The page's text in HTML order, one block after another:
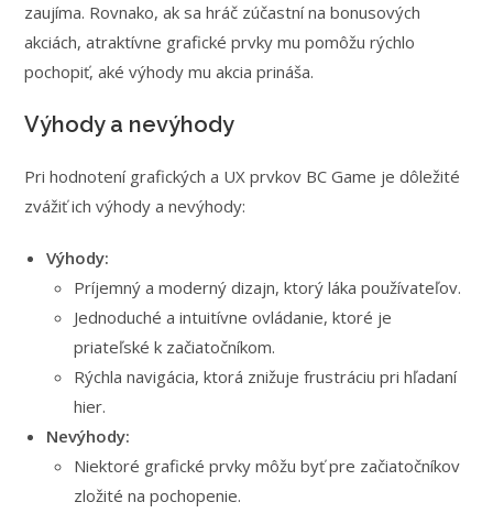
zaujíma. Rovnako, ak sa hráč zúčastní na bonusových
akciách, atraktívne grafické prvky mu pomôžu rýchlo
pochopiť, aké výhody mu akcia prináša.
Výhody a nevýhody
Pri hodnotení grafických a UX prvkov BC Game je dôležité
zvážiť ich výhody a nevýhody:
Výhody:
Príjemný a moderný dizajn, ktorý láka používateľov.
Jednoduché a intuitívne ovládanie, ktoré je
priateľské k začiatočníkom.
Rýchla navigácia, ktorá znižuje frustráciu pri hľadaní
hier.
Nevýhody:
Niektoré grafické prvky môžu byť pre začiatočníkov
zložité na pochopenie.